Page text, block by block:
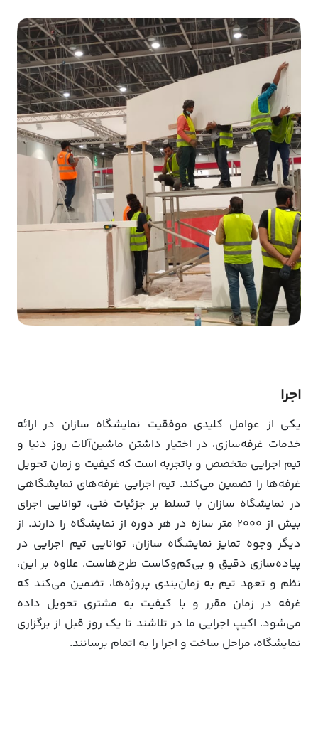
اجرا
یکی از عوامل کلیدی موفقیت نمایشگاه سازان در ارائه
خدمات غرفه‌سازی، در اختیار داشتن ماشین‌آلات روز دنیا و
تیم اجرایی متخصص و باتجربه است که کیفیت و زمان تحویل
غرفه‌ها را تضمین می‌کند. تیم اجرایی غرفه‌های نمایشگاهی
در نمایشگاه سازان با تسلط بر جزئیات فنی، توانایی اجرای
بیش از 2000 متر سازه در هر دوره از نمایشگاه را دارند. از
دیگر وجوه تمایز نمایشگاه سازان، توانایی تیم اجرایی در
پیاده‌سازی دقیق و بی‌کم‌وکاست طرح‌هاست. علاوه بر این،
نظم و تعهد تیم به زمان‌بندی پروژه‌ها، تضمین می‌کند که
غرفه در زمان مقرر و با کیفیت به مشتری تحویل داده
می‌شود. اکیپ اجرایی ما در تلاشند تا یک روز قبل از برگزاری
نمایشگاه، مراحل ساخت و اجرا را به اتمام برسانند.